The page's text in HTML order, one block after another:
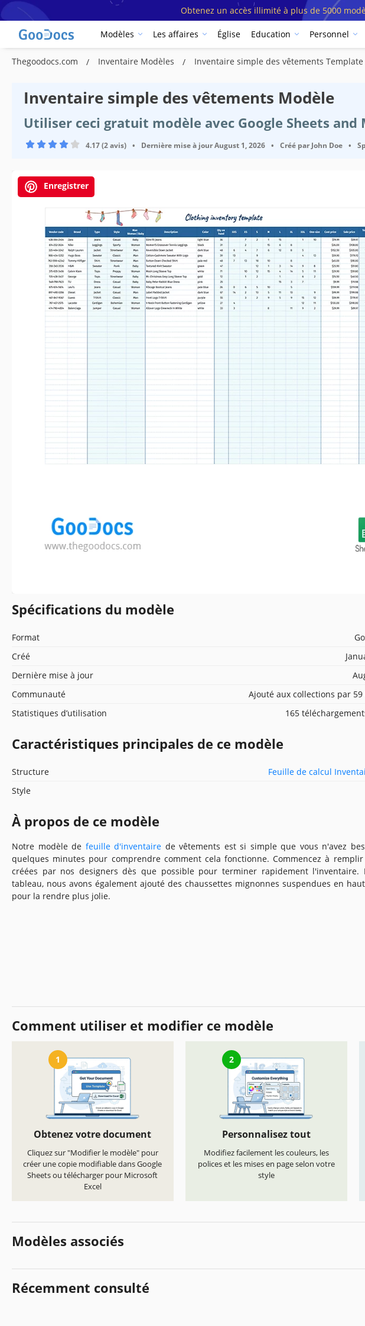
Obtenez un accès illimité à plus de 5000
Modèles Les affaires Église Education Personnel
Thegoodocs.com Inventaire Modèles Inventaire simple des vêtements Template
Inventaire simple des vêtements Modèle
Utiliser ceci gratuit modèle avec Google Sheets and
4.17 (2 avis) • Dernière mise à jourAugust 1, 2026 • Créé par John Doe •
Enregistrer
Spécifications du modèle
Format
Créé
Dernière mise à jour
Communauté
Ajouté aux collections par
Statistiques d’utilisation
165
Caractéristiques principales de ce modèle
Structure
Feuille de calcul
Style
À propos de ce modèle
Notre modèle de feuille d'inventaire de vêtements est si simple que vous n'avez
quelques minutes pour comprendre comment cela fonctionne. Commencez à
créées par nos designers dès que possible pour terminer rapidement l'inventaire.
tableau, nous avons également ajouté des chaussettes mignonnes suspendues en
pour la rendre plus jolie.
Comment utiliser et modifier ce modèle
1
Obtenez votre document
Cliquez sur "Modifier le modèle" pour
créer une copie modifiable dans Google
Sheets ou télécharger pour Microsoft
Excel
2
Personnalisez tout
Modifiez facilement les couleurs, les
polices et les mises en page selon votre
style
Modèles associés
Récemment consulté